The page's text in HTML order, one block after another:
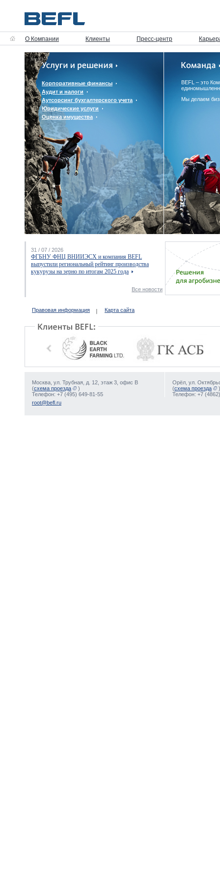
О Компании Клиенты Пресс-центр
Корпоративные финансы
Аудит и налоги
Аутсорсинг бухгалтерского учета
Юридические услуги
Оценка имущества
BEFL – это
Мы делаем
31 / 07 / 2026
ФГБНУ ФНЦ ВНИИЭСХ и компания BEFL
выпустили региональный рейтинг производства
кукурузы на зерно по итогам 2025 года
Все новости
Правовая информация Карта сайта
Москва, ул. Трубная, д. 12, этаж 3, офис В
(схема проезда
)
Телефон: +7 (495) 649-81-55
Орёл, ул.
(схема проезда
)
Телефон: +7
root@befl.ru